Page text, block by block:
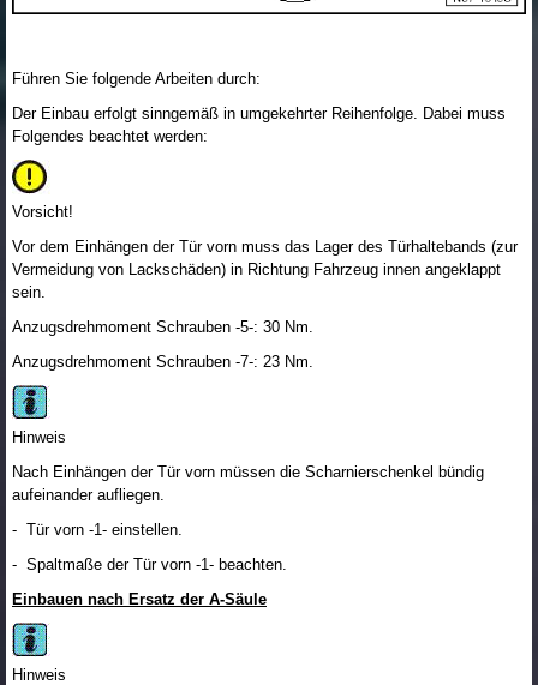
Führen Sie folgende Arbeiten durch:
Der Einbau erfolgt sinngemäß in umgekehrter Reihenfolge. Dabei muss
Folgendes beachtet werden:
Vorsicht!
Vor dem Einhängen der Tür vorn muss das Lager des Türhaltebands (zur
Vermeidung von Lackschäden) in Richtung Fahrzeug innen angeklappt
sein.
Anzugsdrehmoment Schrauben -5-: 30 Nm.
Anzugsdrehmoment Schrauben -7-: 23 Nm.
Hinweis
Nach Einhängen der Tür vorn müssen die Scharnierschenkel bündig
aufeinander aufliegen.
- Tür vorn -1- einstellen.
- Spaltmaße der Tür vorn -1- beachten.
Einbauen nach Ersatz der A-Säule
Hinweis